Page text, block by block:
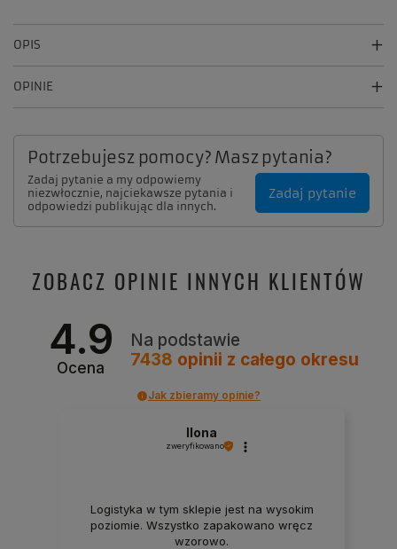
OPIS
OPINIE
Potrzebujesz pomocy? Masz pytania?
Zadaj pytanie a my odpowiemy
niezwłocznie, najciekawsze pytania i
odpowiedzi publikując dla innych.
Zadaj pytanie
ZOBACZ OPINIE INNYCH KLIENTÓW
4.9
Ocena
Na podstawie
7438 opinii z całego okresu
Jak zbieramy opinie?
Ilona
zweryfikowano
Logistyka w tym sklepie jest na wysokim
poziomie. Wszystko zapakowano wręcz
wzorowo.